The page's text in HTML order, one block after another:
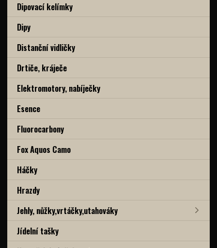
Dipovací kelímky
Dipy
Distanční vidličky
Drtiče, kráječe
Elektromotory, nabíječky
Esence
Fluorocarbony
Fox Aquos Camo
Háčky
Hrazdy
Jehly, nůžky,vrtáčky,utahováky
Jídelní tašky